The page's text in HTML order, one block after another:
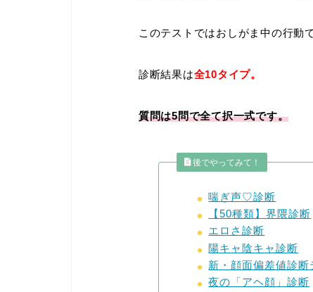
このテストではおしがま中の行動
診断結果は全10タイプ。
質問は5問で全て択一式です。
後でやってみて！
喘ぎ声♡診断
【50種類】界隈診断
エロさ診断
陽キャ陰キャ診断
新・顔面偏差値診断
夜の「アヘ顔」診断